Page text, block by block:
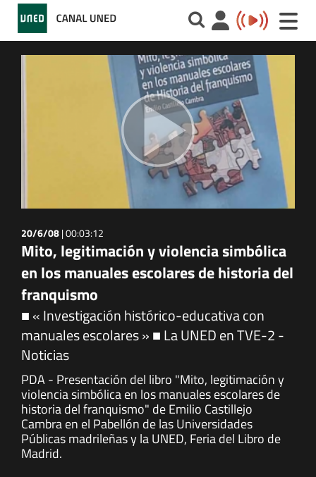
Toggle
20/6/08|00:03:12
Mito, legitimación y violencia simbólica
en los manuales escolares de historia del
franquismo
■ « Investigación histórico-educativa con
manuales escolares » ■ La UNED en TVE-2 -
Noticias
PDA - Presentación del libro "Mito, legitimación y
violencia simbólica en los manuales escolares de
historia del franquismo" de Emilio Castillejo
Cambra en el Pabellón de las Universidades
Públicas madrileñas y la UNED, Feria del Libro de
Madrid.